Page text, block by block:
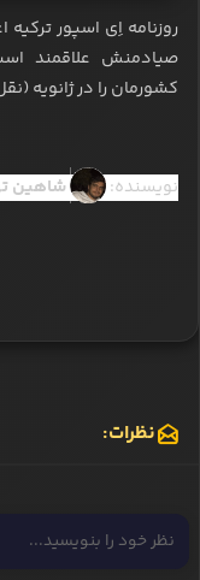
روزنامه اِی اسپور ترکیه
صیادمنش علاقمند
کشورمان را در ژانویه
نویسنده: شاهین
نظرات: